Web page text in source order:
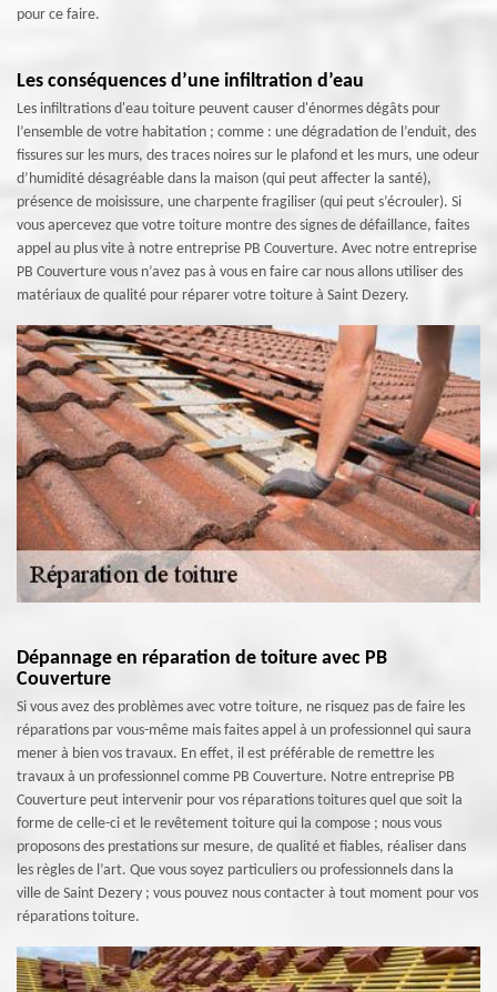
pour ce faire.
Les conséquences d’une infiltration d’eau
Les infiltrations d'eau toiture peuvent causer d'énormes dégâts pour
l’ensemble de votre habitation ; comme : une dégradation de l’enduit, des
fissures sur les murs, des traces noires sur le plafond et les murs, une odeur
d’humidité désagréable dans la maison (qui peut affecter la santé),
présence de moisissure, une charpente fragiliser (qui peut s’écrouler). Si
vous apercevez que votre toiture montre des signes de défaillance, faites
appel au plus vite à notre entreprise PB Couverture. Avec notre entreprise
PB Couverture vous n’avez pas à vous en faire car nous allons utiliser des
matériaux de qualité pour réparer votre toiture à Saint Dezery.
Dépannage en réparation de toiture avec PB
Couverture
Si vous avez des problèmes avec votre toiture, ne risquez pas de faire les
réparations par vous-même mais faites appel à un professionnel qui saura
mener à bien vos travaux. En effet, il est préférable de remettre les
travaux à un professionnel comme PB Couverture. Notre entreprise PB
Couverture peut intervenir pour vos réparations toitures quel que soit la
forme de celle-ci et le revêtement toiture qui la compose ; nous vous
proposons des prestations sur mesure, de qualité et fiables, réaliser dans
les règles de l’art. Que vous soyez particuliers ou professionnels dans la
ville de Saint Dezery ; vous pouvez nous contacter à tout moment pour vos
réparations toiture.